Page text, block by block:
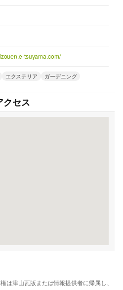
tsuyama.com/
エクステリア ガーデニング
クセス
は津山瓦版または情報提供者に帰属し、